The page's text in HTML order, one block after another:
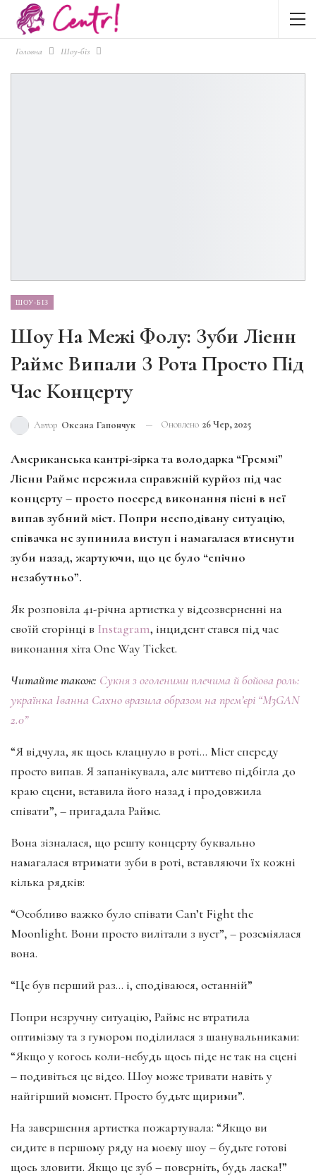
Головна Шоу-біз
ШОУ-БІЗ
Шоу На Межі Фолу: Зуби Ліенн
Раймс Випали З Рота Просто Під
Час Концерту
Автор Оксана Гапончук Оновлено 26 Чер, 2025
Американська кантрі-зірка та володарка “Греммі”
Ліенн Раймс пережила справжній курйоз під час
концерту – просто посеред виконання пісні в неї
випав зубний міст. Попри несподівану ситуацію,
співачка не зупинила виступ і намагалася втиснути
зуби назад, жартуючи, що це було “епічно
незабутньо”.
Як розповіла 41-річна артистка у відеозверненні на
своїй сторінці в Instagram, інцидент стався під час
виконання хіта One Way Ticket.
Читайте також: Сукня з оголеними плечима й бойова роль:
українка Іванна Сахно вразила образом на прем’єрі “M3GAN
2.0”
“Я відчула, як щось клацнуло в роті… Міст спереду
просто випав. Я запанікувала, але миттєво підбігла до
краю сцени, вставила його назад і продовжила
співати”, – пригадала Раймс.
Вона зізналася, що решту концерту буквально
намагалася втримати зуби в роті, вставляючи їх кожні
кілька рядків:
“Особливо важко було співати Can’t Fight the
Moonlight. Вони просто вилітали з вуст”, – розсміялася
вона.
“Це був перший раз… і, сподіваюся, останній”
Попри незручну ситуацію, Раймс не втратила
оптимізму та з гумором поділилася з шанувальниками:
“Якщо у когось коли-небудь щось піде не так на сцені
– подивіться це відео. Шоу може тривати навіть у
найгірший момент. Просто будьте щирими”.
На завершення артистка пожартувала: “Якщо ви
сидите в першому ряду на моєму шоу – будьте готові
щось зловити. Якщо це зуб – поверніть, будь ласка!”